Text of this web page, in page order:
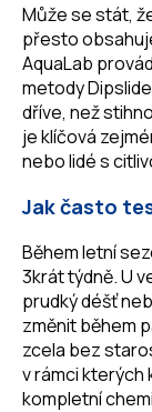
Může se stát,
přesto
AquaLab
metody
dříve, než
je klíčová
nebo lidé s
Jak často
Během letní
3krát týdně. U
prudký déšť
změnit během
zcela bez
v rámci kterých
kompletní